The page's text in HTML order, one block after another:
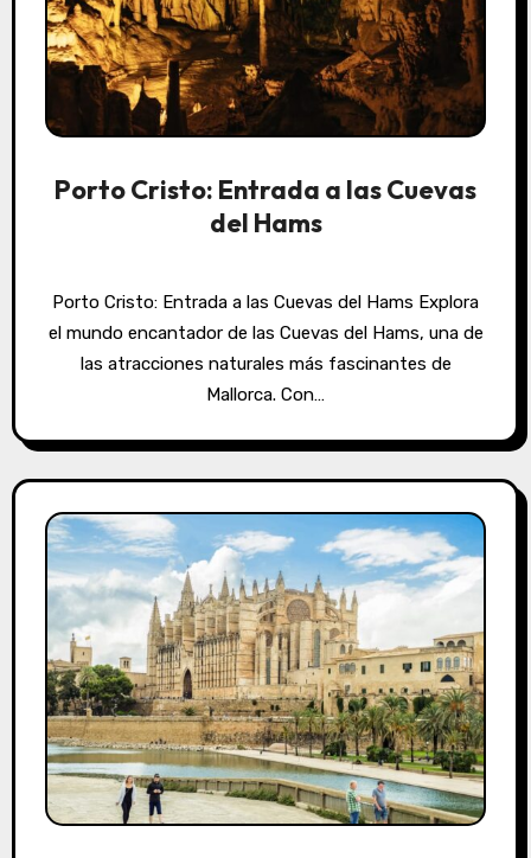
Porto Cristo: Entrada a las Cuevas
del Hams
Porto Cristo: Entrada a las Cuevas del Hams Explora
el mundo encantador de las Cuevas del Hams, una de
las atracciones naturales más fascinantes de
Mallorca. Con…